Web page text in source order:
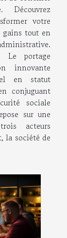
votre
gains tout en
Le portage
innovante
en statut
conjuguant
sociale
sur une
acteurs
la société de